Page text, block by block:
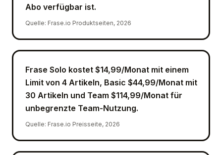
Abo verfügbar ist.
Quelle: Frase.io Produktseiten, 2026
Frase Solo kostet $14,99/Monat mit einem
Limit von 4 Artikeln, Basic $44,99/Monat mit
30 Artikeln und Team $114,99/Monat für
unbegrenzte Team-Nutzung.
Quelle: Frase.io Preisseite, 2026